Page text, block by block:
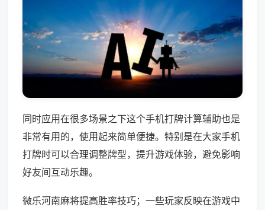
同时应用在很多场景之下这个手机打牌计算辅助也是
非常有用的，使用起来简单便捷。特别是在大家手机
打牌时可以合理调整牌型，提升游戏体验，避免影响
好友间互动乐趣。
微乐河南麻将提高胜率技巧；一些玩家反映在游戏中